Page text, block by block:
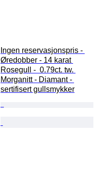
Ingen reservasjonspris -
Øredobber - 14 karat
Rosegull -  0.79ct. tw.
Morganitt - Diamant -
sertifisert gullsmykker